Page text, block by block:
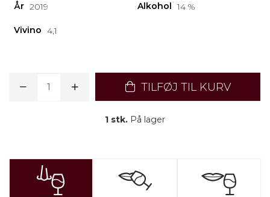
År 2019 Alkohol 14 %
Vivino 4,1
TILFØJ TIL KURV
1 stk. På lager